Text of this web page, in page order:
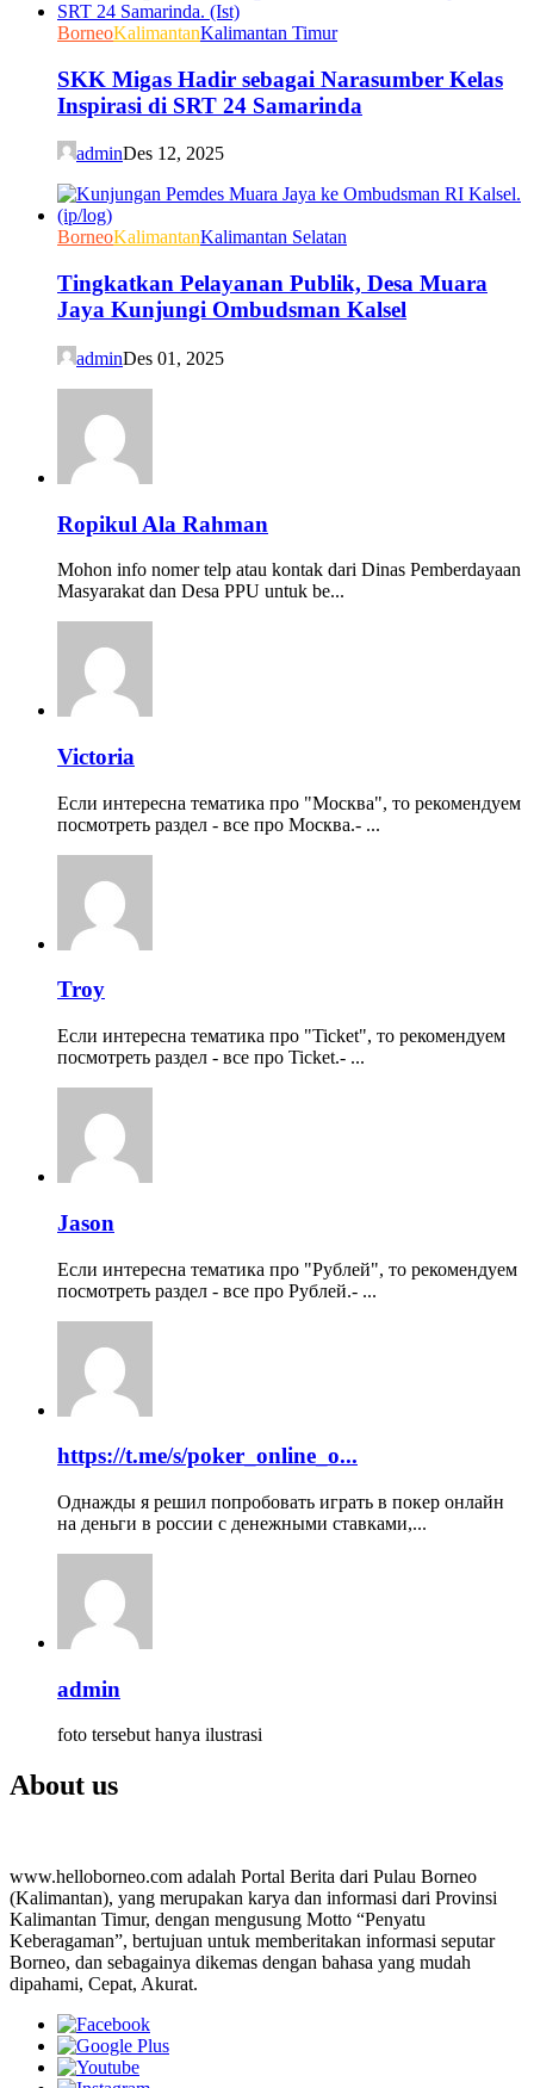
BorneoKalimantanKalimantan Timur
SKK Migas Hadir sebagai Narasumber Kelas
Inspirasi di SRT 24 Samarinda
adminDes 12, 2025
BorneoKalimantanKalimantan Selatan
Tingkatkan Pelayanan Publik, Desa Muara
Jaya Kunjungi Ombudsman Kalsel
adminDes 01, 2025
Ropikul Ala Rahman
Mohon info nomer telp atau kontak dari Dinas Pemberdayaan
Masyarakat dan Desa PPU untuk be...
Victoria
Если интересна тематика про "Москва", то рекомендуем
посмотреть раздел - все про Москва.- ...
Troy
Если интересна тематика про "Ticket", то рекомендуем
посмотреть раздел - все про Ticket.- ...
Jason
Если интересна тематика про "Рублей", то рекомендуем
посмотреть раздел - все про Рублей.- ...
https://t.me/s/poker_online_o...
Однажды я решил попробовать играть в покер онлайн
на деньги в россии с денежными ставками,...
admin
foto tersebut hanya ilustrasi
About us
www.helloborneo.com adalah Portal Berita dari Pulau Borneo
(Kalimantan), yang merupakan karya dan informasi dari Provinsi
Kalimantan Timur, dengan mengusung Motto “Penyatu
Keberagaman”, bertujuan untuk memberitakan informasi seputar
Borneo, dan sebagainya dikemas dengan bahasa yang mudah
dipahami, Cepat, Akurat.